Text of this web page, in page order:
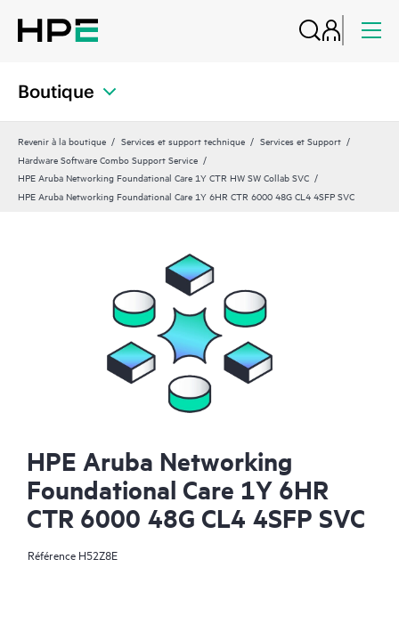
Boutique
Revenir à la boutique Services et support technique
Services et Support
Hardware Software Combo Support Service
HPE Aruba Networking Foundational Care 1Y CTR HW SW Collab SVC
HPE Aruba Networking Foundational Care 1Y 6HR CTR 6000 48G CL4 4SFP SVC
HPE Aruba Networking
Foundational Care 1Y 6HR
CTR 6000 48G CL4 4SFP SVC
Référence H52Z8E